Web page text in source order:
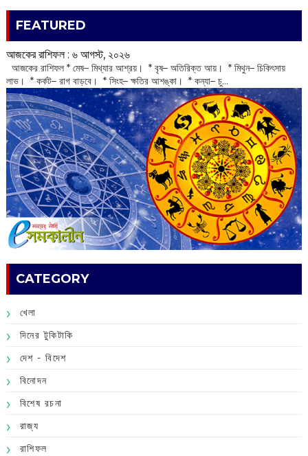
FEATURED
আজকের রাশিফল :‌ ‌‌৬ আগস্ট, ২০২৬
‌ আজকের রাশিফল * মেষ– মিথ্যার আশ্রয়। * বৃষ– অতিরিক্ত আয়। * মিথুন– চিকিৎসায়
লাভ। * কর্কট– রাগ বাড়বে। * সিংহ– ক্ষতির আশঙ্কা। * কন্যা– চু...
CATEGORY
খেলা
দিনের টুকিটাকি
দেশ - বিদেশ
বিনোদন
বিশেষ রচনা
রাজ্য
রাশিফল